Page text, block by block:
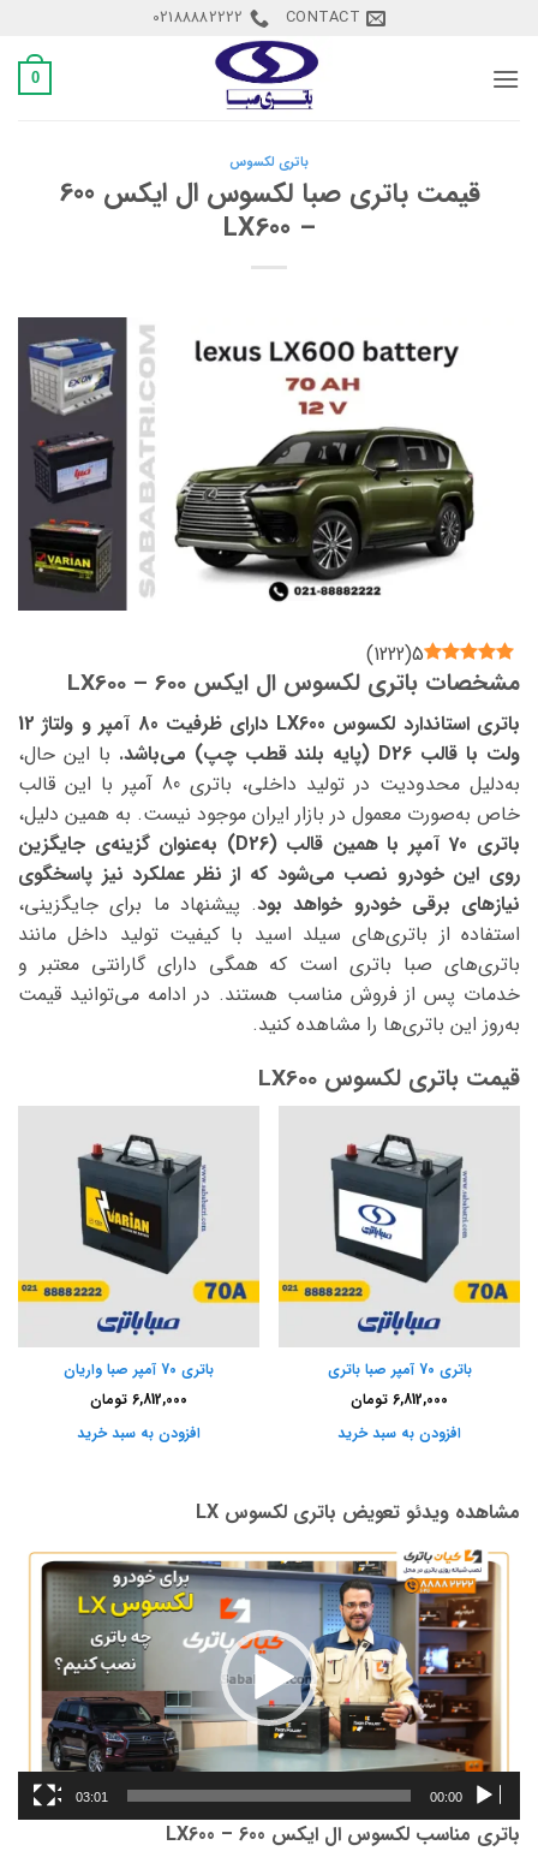
content
CONTACT
02188882222
0
باتری لکسوس
قیمت باتری صبا لکسوس ال ایکس 600
– LX600
5
(
1222
)
مشخصات باتری لکسوس ال ایکس 600 – LX600
باتری استاندارد لکسوس LX600 دارای ظرفیت 80 آمپر و ولتاژ 12
ولت با قالب D26 (پایه بلند قطب چپ) می‌باشد.
با این حال،
به‌دلیل محدودیت در تولید داخلی، باتری 80 آمپر با این قالب
خاص به‌صورت معمول در بازار ایران موجود نیست. به همین دلیل،
باتری 70 آمپر با همین قالب (D26) به‌عنوان گزینه‌ی جایگزین
روی این خودرو نصب می‌شود که از نظر عملکرد نیز پاسخگوی
نیازهای برقی خودرو خواهد بود. پیشنهاد ما برای جایگزینی،
استفاده از باتری‌های سیلد اسید با کیفیت تولید داخل مانند
باتری‌های صبا باتری است که همگی دارای گارانتی معتبر و
خدمات پس از فروش مناسب هستند. در ادامه می‌توانید قیمت
به‌روز این باتری‌ها را مشاهده کنید.
قیمت باتری لکسوس LX600
باتری 70 آمپر صبا باتری
6,812,000 تومان
افزودن به سبد خرید
باتری 70 آمپر صبا واریان
6,812,000 تومان
افزودن به سبد خرید
مشاهده ویدئو تعویض باتری لکسوس LX
نمایشگر
ویدیو
00:00
03:01
باتری مناسب لکسوس ال ایکس 600 – LX600